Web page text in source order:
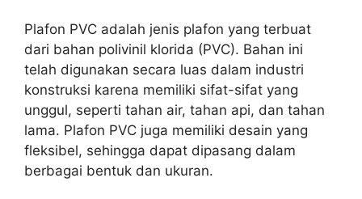
Plafon PVC adalah jenis plafon yang terbuat
dari bahan polivinil klorida (PVC). Bahan ini
telah digunakan secara luas dalam industri
konstruksi karena memiliki sifat-sifat yang
unggul, seperti tahan air, tahan api, dan tahan
lama. Plafon PVC juga memiliki desain yang
fleksibel, sehingga dapat dipasang dalam
berbagai bentuk dan ukuran.